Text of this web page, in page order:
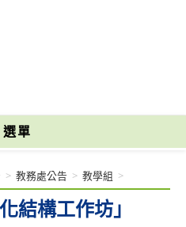
選單
結構工作坊」
> 教務處公告 > 教學組 >